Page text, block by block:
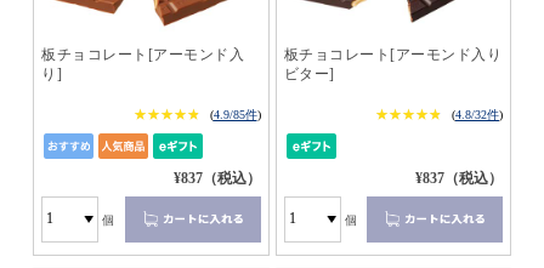
板チョコレート[アーモンド入
り]
★★★★★
★★★★★ (4.9/85件)
¥837（税込）
個
板チョコレート[アーモンド入り
ビター]
★★★★★
★★★★★ (4.8/32件)
¥837（税込）
個